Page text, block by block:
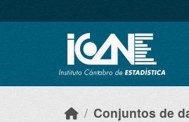
Conjuntos de